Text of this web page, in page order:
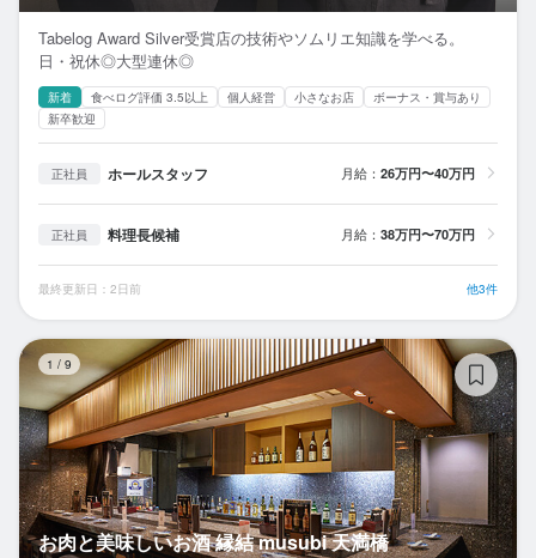
Tabelog Award Silver受賞店の技術やソムリエ知識を学べる。
日・祝休◎大型連休◎
新着 食べログ評価 3.5以上 個人経営 小さなお店
ボーナス・賞与あり
新卒歓迎
正社員 ホールスタッフ 月給： 26万円〜40万円
正社員 料理長候補 月給： 38万円〜70万円
最終更新日：2日前 他3件
1 / 9
お肉と美味しいお酒 縁結 musubi 天満橋